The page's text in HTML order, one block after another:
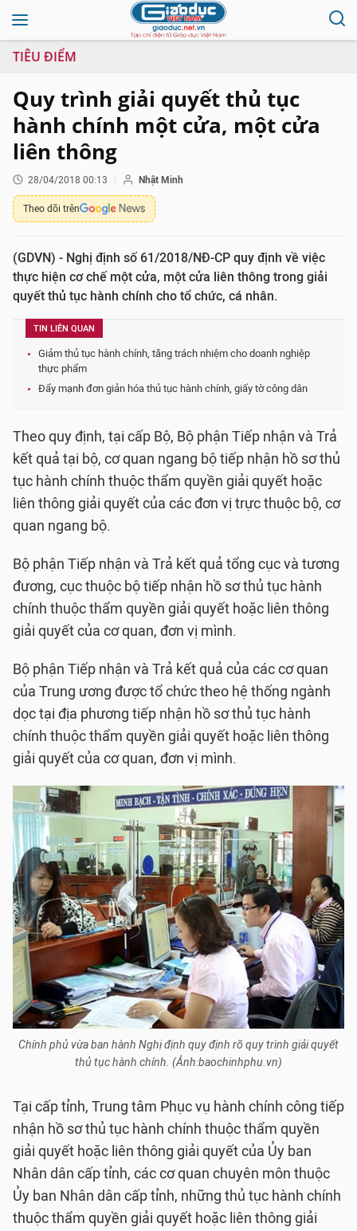
TIÊU ĐIỂM
Quy trình giải quyết thủ tục
hành chính một cửa, một cửa
liên thông
28/04/2018 00:13 Nhật Minh
Theo dõi trên
(GDVN) - Nghị định số 61/2018/NĐ-CP quy định về việc
thực hiện cơ chế một cửa, một cửa liên thông trong giải
quyết thủ tục hành chính cho tổ chức, cá nhân.
TIN LIÊN QUAN
Giảm thủ tục hành chính, tăng trách nhiệm cho doanh nghiệp
thực phẩm
Đẩy mạnh đơn giản hóa thủ tục hành chính, giấy tờ công dân
Theo quy định, tại cấp Bộ, Bộ phận Tiếp nhận và Trả
kết quả tại bộ, cơ quan ngang bộ tiếp nhận hồ sơ thủ
tục hành chính thuộc thẩm quyền giải quyết hoặc
liên thông giải quyết của các đơn vị trực thuộc bộ, cơ
quan ngang bộ.
Bộ phận Tiếp nhận và Trả kết quả tổng cục và tương
đương, cục thuộc bộ tiếp nhận hồ sơ thủ tục hành
chính thuộc thẩm quyền giải quyết hoặc liên thông
giải quyết của cơ quan, đơn vị mình.
Bộ phận Tiếp nhận và Trả kết quả của các cơ quan
của Trung ương được tổ chức theo hệ thống ngành
dọc tại địa phương tiếp nhận hồ sơ thủ tục hành
chính thuộc thẩm quyền giải quyết hoặc liên thông
giải quyết của cơ quan, đơn vị mình.
Chính phủ vừa ban hành Nghị định quy định rõ quy trình giải quyết
thủ tục hành chính. (Ảnh:baochinhphu.vn)
Tại cấp tỉnh, Trung tâm Phục vụ hành chính công tiếp
nhận hồ sơ thủ tục hành chính thuộc thẩm quyền
giải quyết hoặc liên thông giải quyết của Ủy ban
Nhân dân cấp tỉnh, các cơ quan chuyên môn thuộc
Ủy ban Nhân dân cấp tỉnh, những thủ tục hành chính
thuộc thẩm quyền giải quyết hoặc liên thông giải